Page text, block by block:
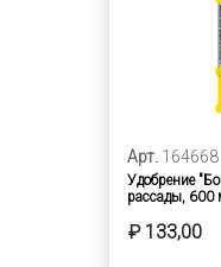
Арт. 164668
Удобрение
рассады, 600
₽ 133,00